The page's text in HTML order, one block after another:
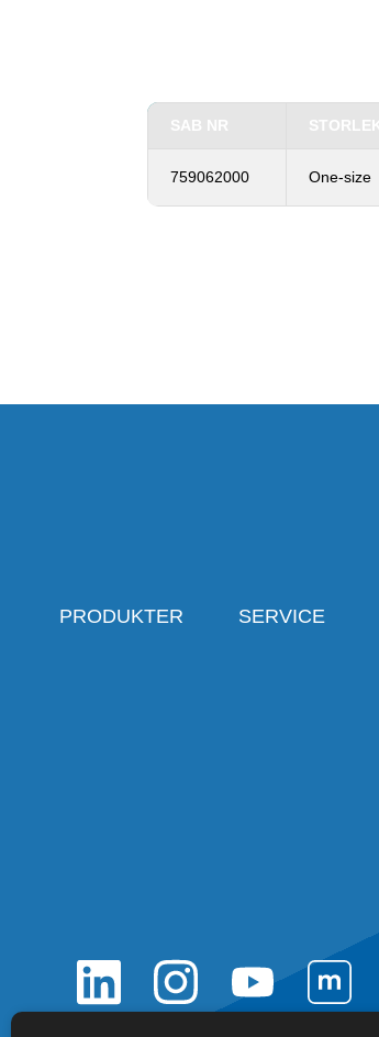
SAB NR
759062000 One-size
PRODUKTER SERVICE